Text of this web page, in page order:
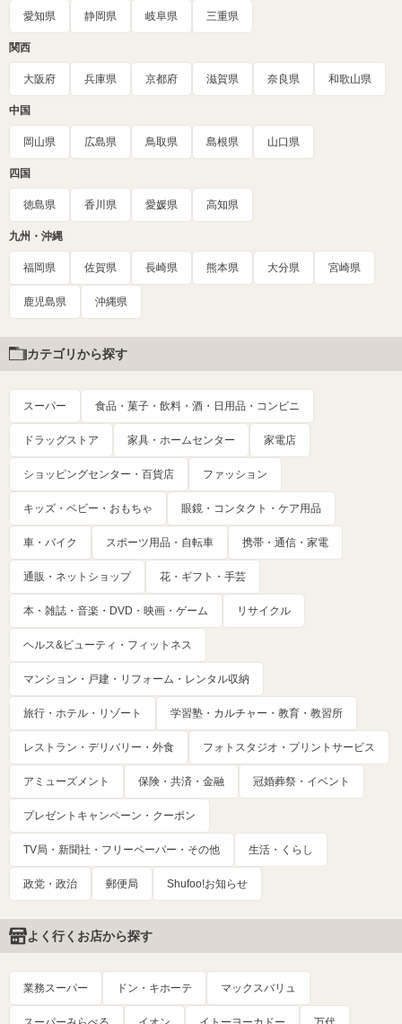
愛知県 静岡県 岐阜県 三重県
関西
大阪府 兵庫県 京都府 滋賀県 奈良県 和歌山県
中国
岡山県 広島県 鳥取県 島根県 山口県
四国
徳島県 香川県 愛媛県 高知県
九州・沖縄
福岡県 佐賀県 長崎県 熊本県 大分県 宮崎県
鹿児島県 沖縄県
カテゴリから探す
スーパー 食品・菓子・飲料・酒・日用品・コンビニ
ドラッグストア 家具・ホームセンター 家電店
ショッピングセンター・百貨店 ファッション
キッズ・ベビー・おもちゃ 眼鏡・コンタクト・ケア用品
車・バイク スポーツ用品・自転車 携帯・通信・家電
通販・ネットショップ 花・ギフト・手芸
本・雑誌・音楽・DVD・映画・ゲーム リサイクル
ヘルス&ビューティ・フィットネス
マンション・戸建・リフォーム・レンタル収納
旅行・ホテル・リゾート 学習塾・カルチャー・教育・教習所
レストラン・デリバリー・外食 フォトスタジオ・プリントサービス
アミューズメント 保険・共済・金融 冠婚葬祭・イベント
プレゼントキャンペーン・クーポン
TV局・新聞社・フリーペーパー・その他 生活・くらし
政党・政治 郵便局 Shufoo!お知らせ
よく行くお店から探す
業務スーパー ドン・キホーテ マックスバリュ